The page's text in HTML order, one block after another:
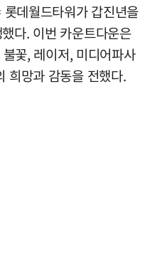
데월드타워가 갑진년을
다. 이번 카운트다운은
꽃, 레이저, 미디어파사
희망과 감동을 전했다.